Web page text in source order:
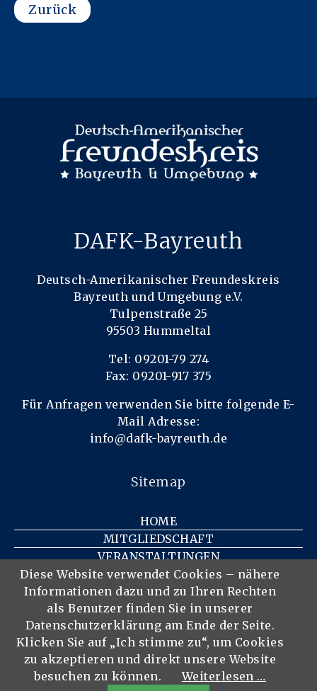
Zurück
DAFK-Bayreuth
Deutsch-Amerikanischer Freundeskreis
Bayreuth und Umgebung e.V.
Tulpenstraße 25
95503 Hummeltal
Tel: 09201-79 274
Fax: 09201-917 375
Für Anfragen verwenden Sie bitte folgende E-
Mail Adresse:
info@dafk-bayreuth.de
Sitemap
HOME
MITGLIEDSCHAFT
VERANSTALTUNGEN
KONTAKT
IMPRESSUM
DATENSCHUTZ
DER VEREIN
MITGLIEDER
Diese Website verwendet Cookies – nähere
Informationen dazu und zu Ihren Rechten
als Benutzer finden Sie in unserer
Datenschutzerklärung am Ende der Seite.
Klicken Sie auf „Ich stimme zu“, um Cookies
zu akzeptieren und direkt unsere Website
besuchen zu können.
Weiterlesen …